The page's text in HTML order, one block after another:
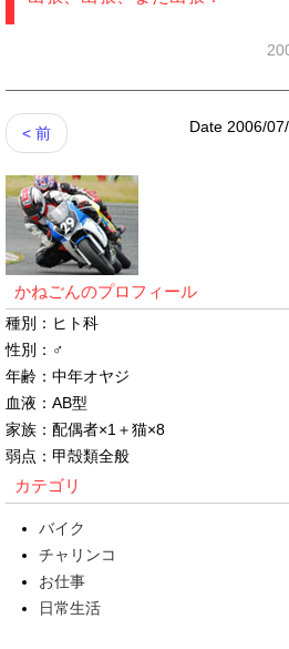
< 前 Date 2006/
かねごんのプロフィール
種別：ヒト科
性別：♂
年齢：中年オヤジ
血液：AB型
家族：配偶者×1＋猫×8
弱点：甲殻類全般
カテゴリ
バイク
チャリンコ
お仕事
日常生活